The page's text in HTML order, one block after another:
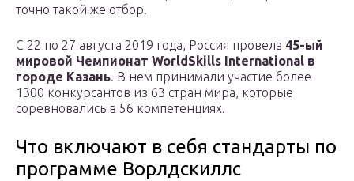
точно такой же отбор.
C 22 по 27 августа 2019 года, Россия провела 45-ый
мировой Чемпионат WorldSkills International в
городе Казань. В нем принимали участие более
1300 конкурсантов из 63 стран мира, которые
соревновались в 56 компетенциях.
Что включают в себя стандарты по
программе Ворлдскиллс